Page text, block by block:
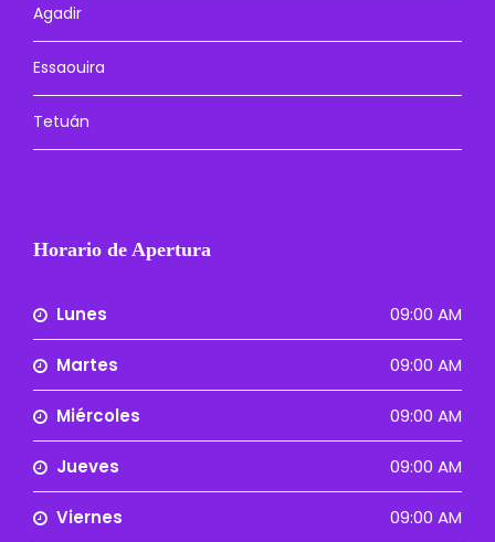
Agadir
Essaouira
Tetuán
Horario de Apertura
Lunes 09:00 AM
Martes 09:00 AM
Miércoles 09:00 AM
Jueves 09:00 AM
Viernes 09:00 AM